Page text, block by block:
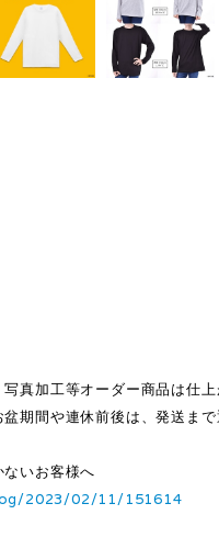
真加工等オーダー商品は仕
期間や連休前後は、発送ま
いお客様へ
2023/02/11/151614